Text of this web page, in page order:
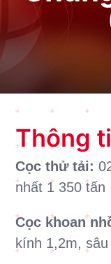
Thông
Cọc thử tải:
nhất 1 350 tấn
Cọc khoan
kính 1,2m,